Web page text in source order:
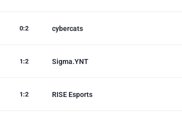
cybercats
0:2
Sigma.YNT
1 :2
RISE Esports
1 :2